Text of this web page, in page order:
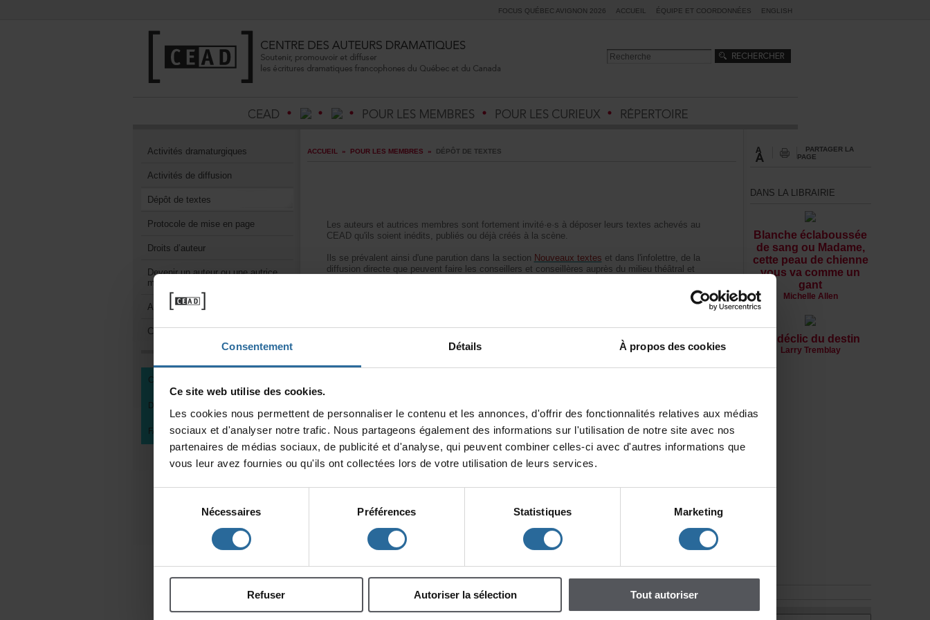
Consentement Détails Àproposdescookies
Cesitewebutilisedescookies.
Lescookiesnouspermettentdepersonnaliserlecontenuetlesannonces,d'offrirdesfonctionnalitésrelativesauxmédias
sociauxetd'analysernotretrafic.Nouspartageonségalementdesinformationssurl'utilisationdenotresiteavecnos
partenairesdemédiassociaux,depublicitéetd'analyse,quipeuventcombinercelles-ciavecd'autresinformationsque
vousleuravezfourniesouqu'ilsontcollectéeslorsdevotreutilisationdeleursservices.
consentement
Nécessaires Préférences Statistiques Marketing
Refuser Autoriserlasélection Toutautoriser
FOCUSQUÉBECAVIGNON2026 ACCUEIL ÉQUIPEETCOORDONNÉES ENGLISH
Activitésdramaturgiques
Activitésdediffusion
Dépôtdetextes
Protocoledemiseenpage
Droitsd’auteur
Devenirunauteurouuneautrice
membre
AvantagesmembreduCEAD
Comitésdemembres
CENTREDEDOCUMENTATION
DEVENIRMEMBREDUCEAD
FAIREUNDON
ACCUEIL » POURLESMEMBRES » DÉPÔTDETEXTES
Lesauteursetautricesmembressontfortementinvité·e·sàdéposerleurstextesachevésau
CEADqu'ilssoientinédits,publiésoudéjàcréésàlascène.
Ilsseprévalentainsid'uneparutiondanslasection Nouveauxtextes etdansl'infolettre,dela
diffusiondirectequepeuventfairelesconseillersetconseillèresauprèsdumilieuthéâtralet
Lorsqu'ilsdéposentuntextenon-publié,lesauteursetautricesmembresdoivents'assurerde
d'unefichededépôtcomplétée.
Étape1:Remplirleformulaire
Attention
Vousdevezimpérativementrespecterleprotocoledemiseenpageetremplirle
formulairepourquevotretextesoitenregistréetdiffusé,mercidevotrecompréhension.
PARTAGERLA
PAGE
DANSLALIBRAIRIE
Blancheéclaboussée
desangouMadame,
cettepeaudechienne
vousvacommeun
gant
MichelleAllen
Ledéclicdudestin
LarryTremblay